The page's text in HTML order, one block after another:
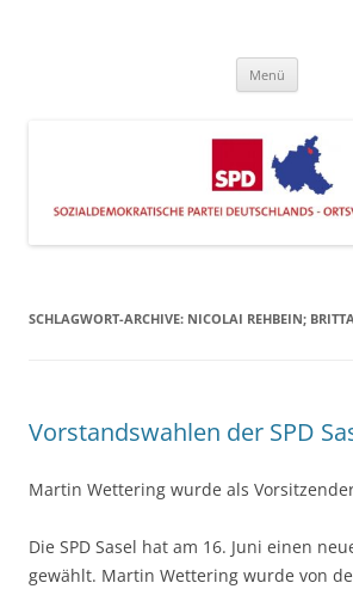
Menü
SCHLAGWORT-ARCHIVE: NICOLAI REHBEIN;
Vorstandswahlen der SPD
Martin Wettering wurde als
Die SPD Sasel hat am 16. Juni einen
gewählt. Martin Wettering wurde von